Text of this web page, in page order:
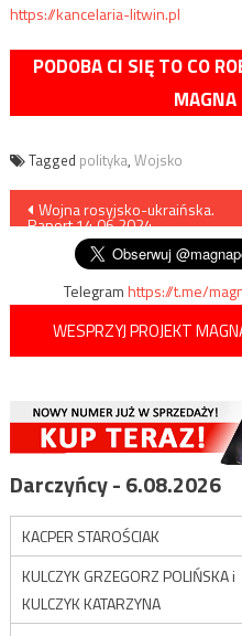
https://kancelaria-litwin.pl
PODOBA CI SIĘ TO CO
MAGNA
Tagged polityka, Wojsko
Nawigacja
wpisu
Wojna rosyjsko-ukraińska.
Raport 14.06.2024
Telegramhttps://t.me/
WESPRZYJ PROJEKT
Darczyńcy - 6.08.2026
KACPER STAROŚCIAK
KULCZYK GRZEGORZ POLIŃSKA i
KULCZYK KATARZYNA